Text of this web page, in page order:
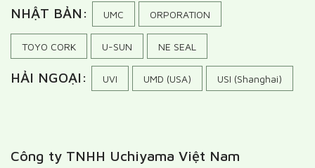
NHẬT BẢN: UMC ORPORATION
TOYO CORK U-SUN NE SEAL
HẢI NGOẠI: UVI UMD (USA) USI (Shanghai)
Công ty TNHH Uchiyama Việt Nam